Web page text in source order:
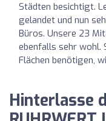
Städten besichtigt.
gelandet und nun
Büros. Unsere 23
ebenfalls sehr wohl.
Flächen benötigen,
Hinterlasse